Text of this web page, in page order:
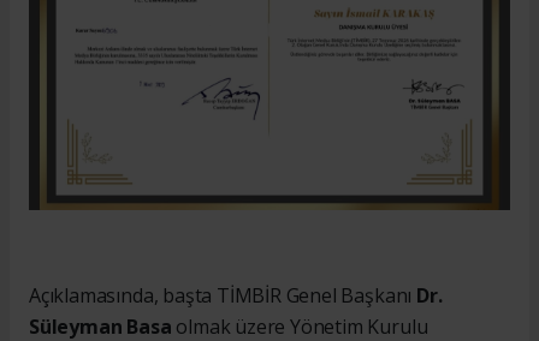
Açıklamasında, başta TİMBİR Genel Başkanı Dr.
Süleyman Basa olmak üzere Yönetim Kurulu